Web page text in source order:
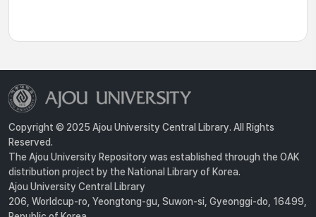
Copyright © 2025 Ajou University Central Library. All Rights
Reserved.
The Ajou University Repository was established through the OAK
distribution project by the National Library of Korea.
Ajou University Central Library
206, Worldcup-ro, Yeongtong-gu, Suwon-si, Gyeonggi-do, 16499,